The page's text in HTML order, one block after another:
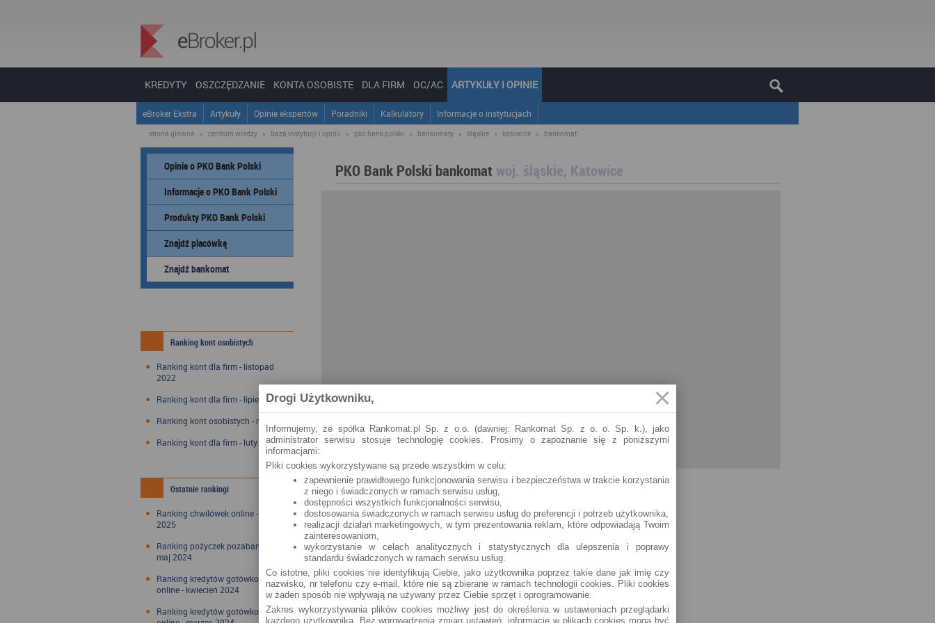
KREDYTY OSZCZĘDZANIE KONTA OSOBISTE DLA FIRM OC/AC ARTYKUŁY I OPINIE
eBroker Ekstra Artykuły Opinie ekspertów Poradniki Kalkulatory Informacje o instytucjach
strona główna » centrum wiedzy » baza instytucji i opinii » pko bank polski » bankomaty » śląskie » katowice » bankomat
Opinie o PKO Bank Polski
Informacje o PKO Bank Polski
Produkty PKO Bank Polski
Znajdź placówkę
Znajdź bankomat
Ranking kont osobistych
Ranking kont dla firm - listopad
2022
Ranking kont dla firm - lipiec 2022
Ranking kont osobistych - maj 2022
Ranking kont dla firm - luty 2022
Ostatnie rankingi
Ranking chwilówek online - styczeń
2025
Ranking pożyczek pozabankowych -
maj 2024
Ranking kredytów gotówkowych
online - kwiecień 2024
Ranking kredytów gotówkowych
PKO Bank Polski bankomat woj. śląskie, Katowice
Drogi Użytkowniku,
Informujemy, że spółka Rankomat.pl Sp. z o.o. (dawniej: Rankomat Sp. z o. o. Sp. k.), jako
administrator serwisu stosuje technologię cookies. Prosimy o zapoznanie się z poniższymi
informacjami:
Pliki cookies wykorzystywane są przede wszystkim w celu:
zapewnienie prawidłowego funkcjonowania serwisu i bezpieczeństwa w trakcie korzystania
z niego i świadczonych w ramach serwisu usług,
dostępności wszystkich funkcjonalności serwisu,
dostosowania świadczonych w ramach serwisu usług do preferencji i potrzeb użytkownika,
realizacji działań marketingowych, w tym prezentowania reklam, które odpowiadają Twoim
zainteresowaniom,
wykorzystanie w celach analitycznych i statystycznych dla ulepszenia i poprawy
standardu świadczonych w ramach serwisu usług.
Co istotne, pliki cookies nie identyfikują Ciebie, jako użytkownika poprzez takie dane jak imię czy
nazwisko, nr telefonu czy e-mail, które nie są zbierane w ramach technologii cookies. Pliki cookies
w żaden sposób nie wpływają na używany przez Ciebie sprzęt i oprogramowanie.
Zakres wykorzystywania plików cookies możliwy jest do określenia w ustawieniach przeglądarki
każdego użytkownika. Bez wprowadzenia zmian ustawień, informacje w plikach cookies mogą być